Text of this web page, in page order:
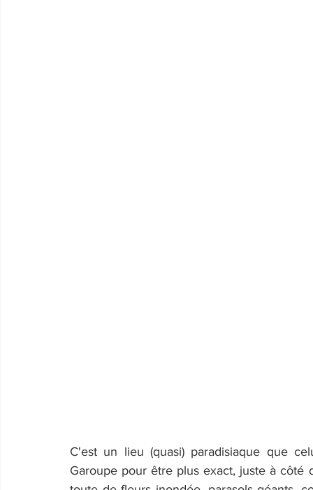
C'est un lieu (quasi) paradisiaque que
Garoupe pour être plus exact, juste à côté